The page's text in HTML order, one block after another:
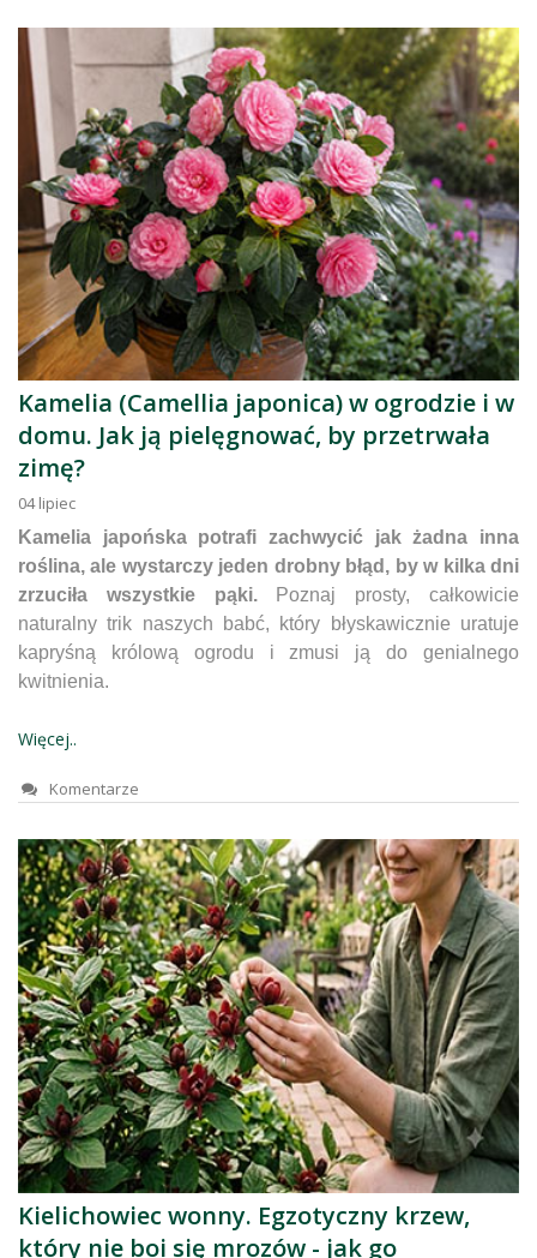
Kamelia (Camellia japonica) w ogrodzie i w
domu. Jak ją pielęgnować, by przetrwała
zimę?
04 lipiec
Kamelia japońska potrafi zachwycić jak żadna inna
roślina, ale wystarczy jeden drobny błąd, by w kilka dni
zrzuciła wszystkie pąki.Poznaj prosty, całkowicie
naturalny trik naszych babć, który błyskawicznie uratuje
kapryśną królową ogrodu i zmusi ją do genialnego
kwitnienia.
Więcej..
Komentarze
Kielichowiec wonny. Egzotyczny krzew,
który nie boi się mrozów - jak go